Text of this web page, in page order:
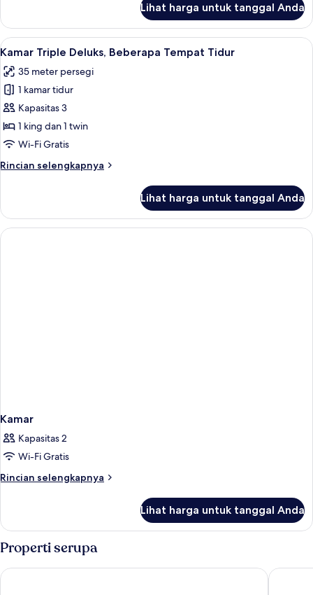
Kamar
Twin
Deluks
Lihat harga untuk tanggal Anda
Lihat
semua
foto
untuk
Kamar
Triple
Deluks,
Tempat
Kamar Triple Deluks, Beberapa
1
Kamar Triple Deluks, Beberapa Tempat Tidur
35 meter persegi
1 kamar tidur
Kapasitas 3
1 king dan 1 twin
Wi-Fi Gratis
Rincian selengkapnya
Rincian
Kamar
Triple
Deluks,
Lihat harga untuk tanggal Anda
Kamar
Kapasitas 2
Wi-Fi Gratis
Rincian selengkapnya
Rincian
Kamar
Lihat harga untuk tanggal Anda
Properti serupa
Hotel Malaysia Shō